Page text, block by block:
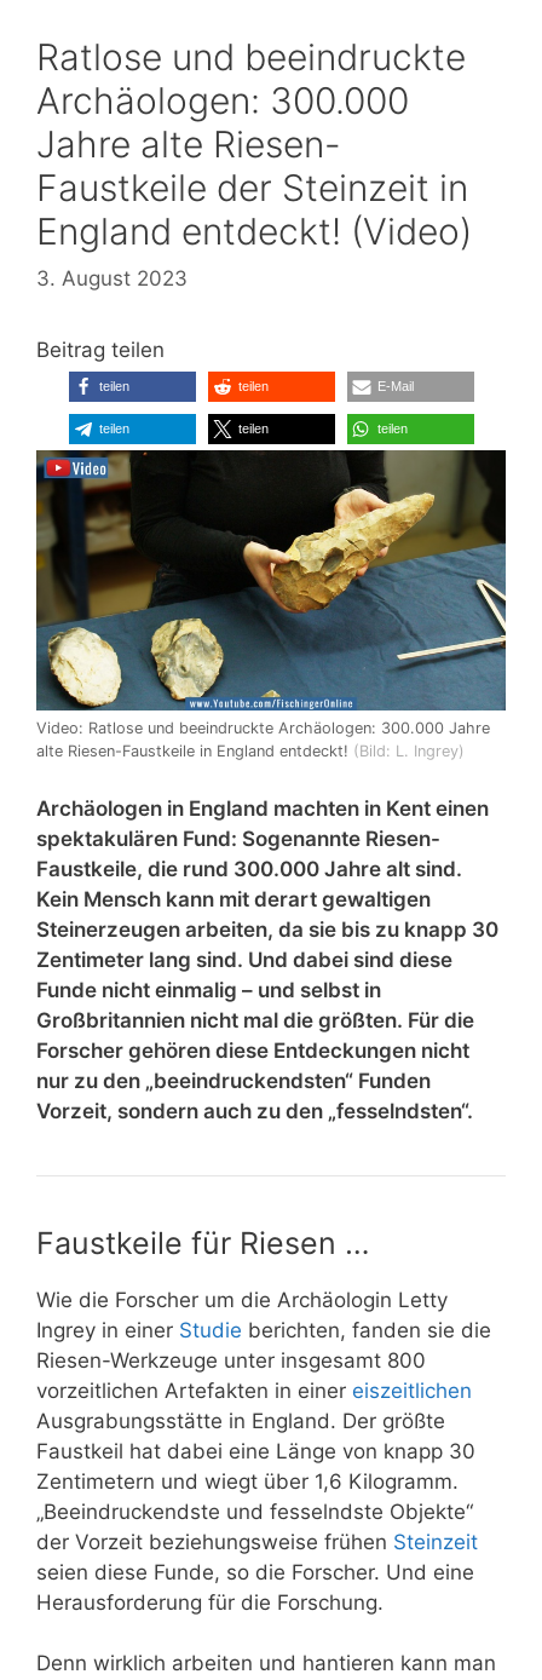
Ratlose und beeindruckte
Archäologen: 300.000
Jahre alte Riesen-
Faustkeile der Steinzeit in
England entdeckt! (Video)
3. August 2023
Beitrag teilen
teilen teilen E-Mail
teilen teilen teilen
Video: Ratlose und beeindruckte Archäologen: 300.000 Jahre
alte Riesen-Faustkeile in England entdeckt! (Bild: L. Ingrey)
Archäologen in England machten in Kent einen
spektakulären Fund: Sogenannte Riesen-
Faustkeile, die rund 300.000 Jahre alt sind.
Kein Mensch kann mit derart gewaltigen
Steinerzeugen arbeiten, da sie bis zu knapp 30
Zentimeter lang sind. Und dabei sind diese
Funde nicht einmalig – und selbst in
Großbritannien nicht mal die größten. Für die
Forscher gehören diese Entdeckungen nicht
nur zu den „beeindruckendsten“ Funden
Vorzeit, sondern auch zu den „fesselndsten“.
Faustkeile für Riesen …
Wie die Forscher um die Archäologin Letty
Ingrey in einer Studie berichten, fanden sie die
Riesen-Werkzeuge unter insgesamt 800
vorzeitlichen Artefakten in einer eiszeitlichen
Ausgrabungsstätte in England. Der größte
Faustkeil hat dabei eine Länge von knapp 30
Zentimetern und wiegt über 1,6 Kilogramm.
„Beeindruckendste und fesselndste Objekte“
der Vorzeit beziehungsweise frühen Steinzeit
seien diese Funde, so die Forscher. Und eine
Herausforderung für die Forschung.
Denn wirklich arbeiten und hantieren kann man